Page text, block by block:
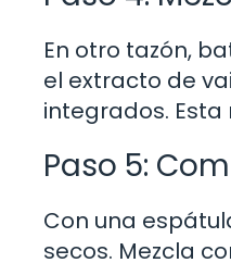
En otro tazón,
el extracto de
integrados.
Paso 5:
Con una
secos. Mezcla